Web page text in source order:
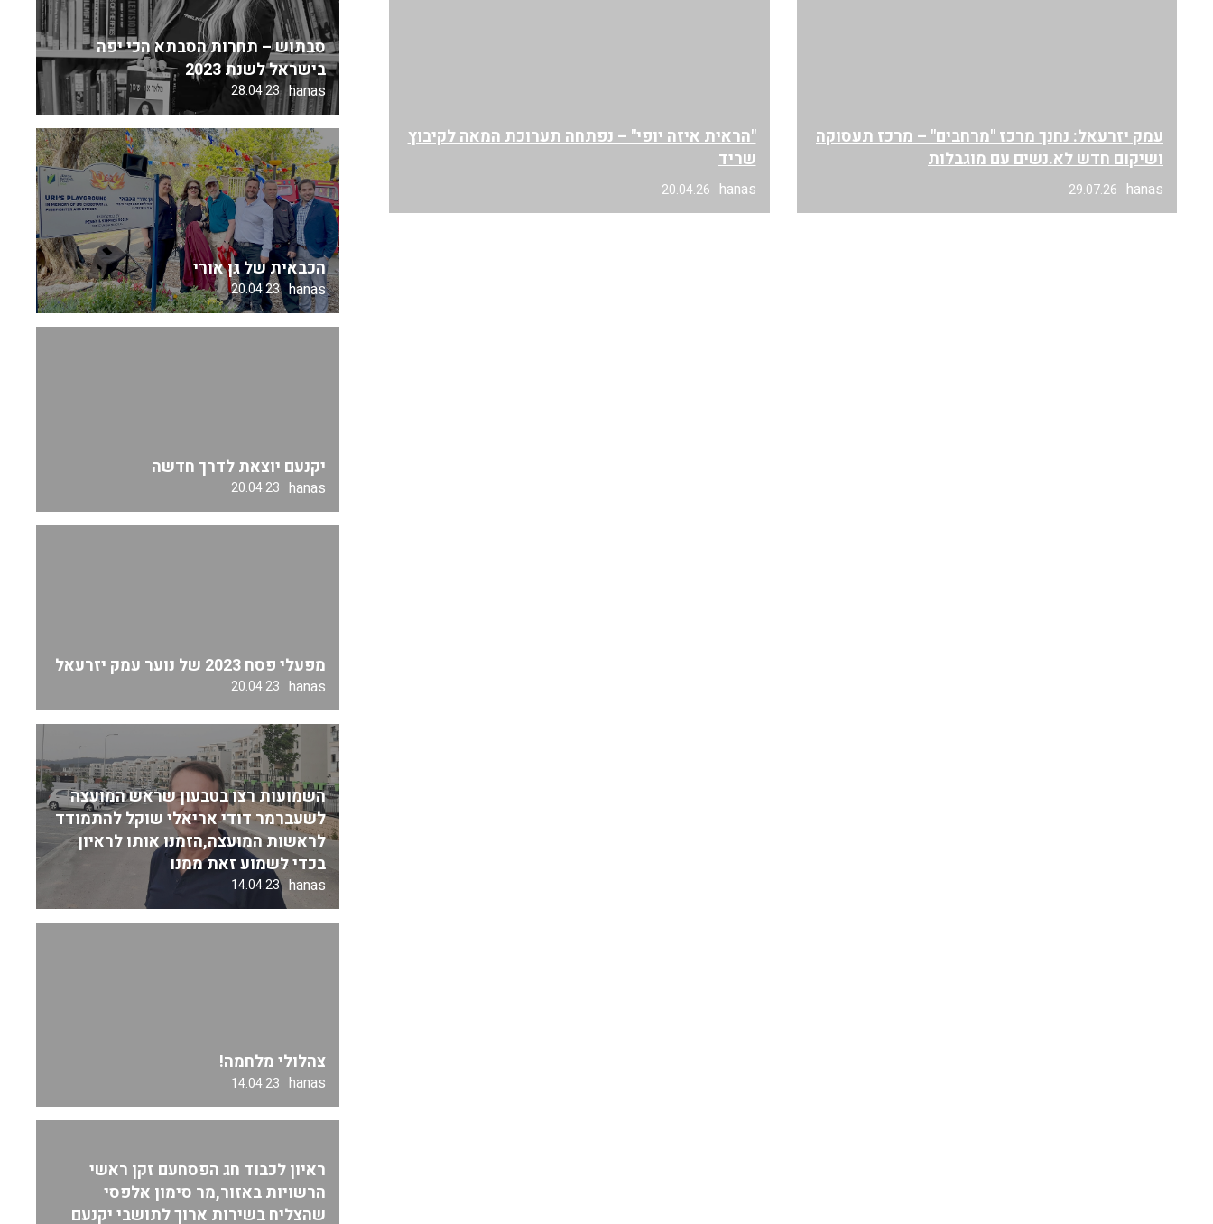
עמק יזרעאל: נחנך מרכז "מרחבים" – מרכז תעסוקה
ושיקום חדש לא.נשים עם מוגבלות
hanas
29.07.26
"הראית איזה יופי" – נפתחה תערוכת המאה לקיבוץ
שריד
hanas
20.04.26
סבתוש – תחרות הסבתא הכי יפה
בישראל לשנת 2023
hanas
28.04.23
הכבאית של גן אורי
hanas
20.04.23
יקנעם יוצאת לדרך חדשה
hanas
20.04.23
מפעלי פסח 2023 של נוער עמק יזרעאל
hanas
20.04.23
השמועות רצו בטבעון שראש המועצה
לשעברמר דודי אריאלי שוקל להתמודד
לראשות המועצה,הזמנו אותו לראיון
בכדי לשמוע זאת ממנו
hanas
14.04.23
צהלולי מלחמה!
hanas
14.04.23
ראיון לכבוד חג הפסחעם זקן ראשי
הרשויות באזור,מר סימון אלפסי
שהצליח בשירות ארוך לתושבי יקנעם